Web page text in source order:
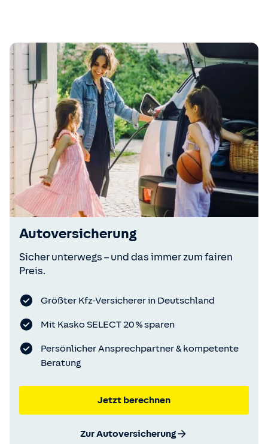
Autoversicherung
Sicher unterwegs – und das immer zum fairen
Preis.
Größter Kfz-Versicherer in Deutschland
Mit Kasko SELECT 20 % sparen
Persönlicher Ansprechpartner & kompetente
Beratung
Jetzt berechnen
Zur Autoversicherung